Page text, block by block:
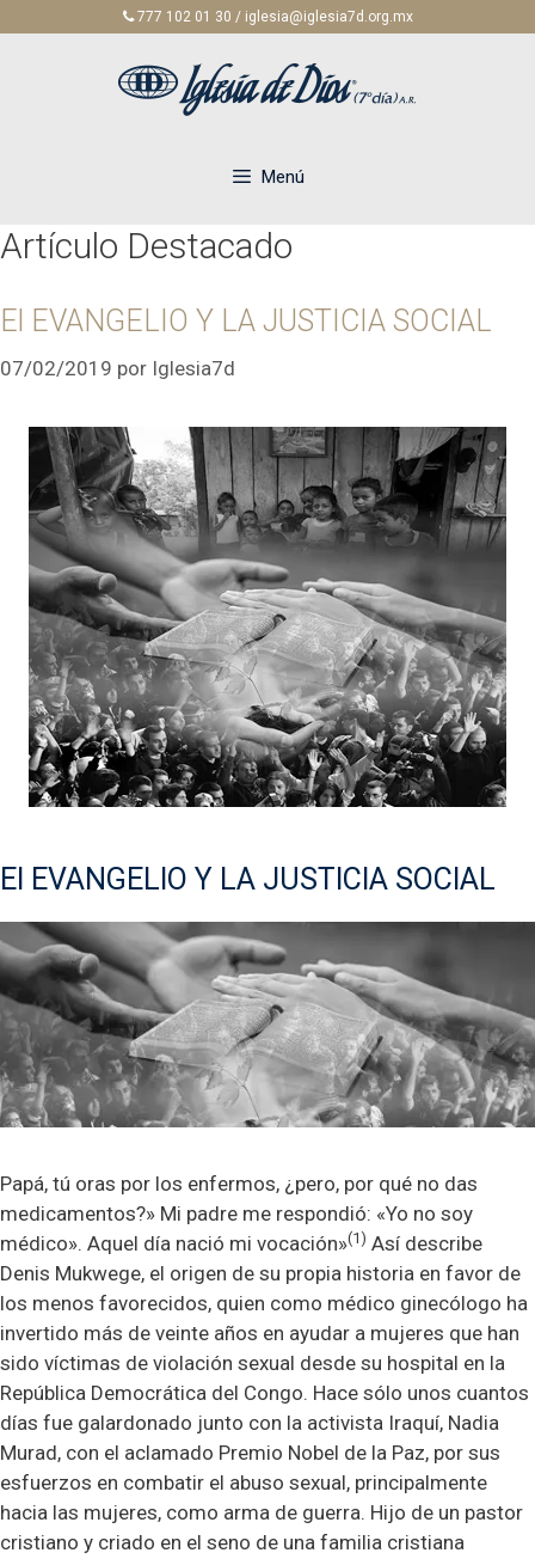
777 102 01 30 / iglesia@iglesia7d.org.mx
Menú
Artículo Destacado
El EVANGELIO Y LA JUSTICIA SOCIAL
07/02/2019 por Iglesia7d
El EVANGELIO Y LA JUSTICIA SOCIAL
Papá, tú oras por los enfermos, ¿pero, por qué no das
medicamentos?» Mi padre me respondió: «Yo no soy
médico». Aquel día nació mi vocación»(1) Así describe
Denis Mukwege, el origen de su propia historia en favor de
los menos favorecidos, quien como médico ginecólogo ha
invertido más de veinte años en ayudar a mujeres que han
sido víctimas de violación sexual desde su hospital en la
República Democrática del Congo. Hace sólo unos cuantos
días fue galardonado junto con la activista Iraquí, Nadia
Murad, con el aclamado Premio Nobel de la Paz, por sus
esfuerzos en combatir el abuso sexual, principalmente
hacia las mujeres, como arma de guerra. Hijo de un pastor
cristiano y criado en el seno de una familia cristiana